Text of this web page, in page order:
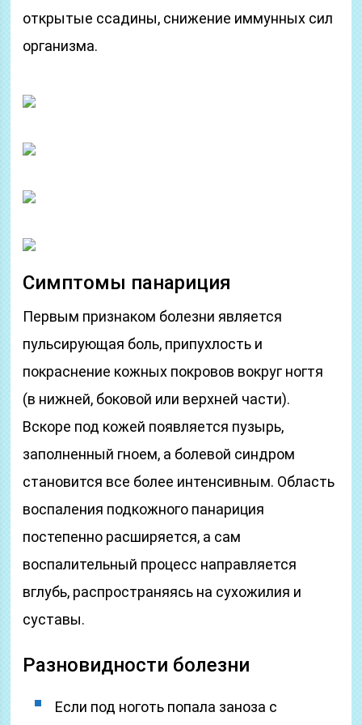
открытые ссадины, снижение иммунных сил
организма.
Симптомы панариция
Первым признаком болезни является
пульсирующая боль, припухлость и
покраснение кожных покровов вокруг ногтя
(в нижней, боковой или верхней части).
Вскоре под кожей появляется пузырь,
заполненный гноем, а болевой синдром
становится все более интенсивным. Область
воспаления подкожного панариция
постепенно расширяется, а сам
воспалительный процесс направляется
вглубь, распространяясь на сухожилия и
суставы.
Разновидности болезни
Если под ноготь попала заноза с